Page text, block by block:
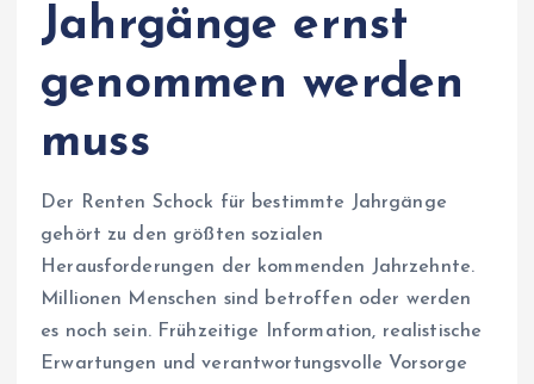
Jahrgänge ernst
genommen werden
muss
Der Renten Schock für bestimmte Jahrgänge
gehört zu den größten sozialen
Herausforderungen der kommenden Jahrzehnte.
Millionen Menschen sind betroffen oder werden
es noch sein. Frühzeitige Information, realistische
Erwartungen und verantwortungsvolle Vorsorge